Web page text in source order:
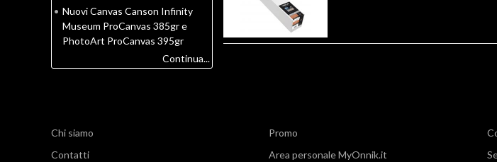
• Nuovi Canvas Canson Infinity
Museum ProCanvas 385gr e
PhotoArt ProCanvas 395gr
Continua...
Chi siamo
Contatti
Promo
Area personale MyOnnik.it